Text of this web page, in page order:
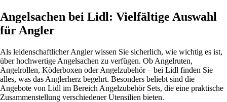
Angelsachen bei Lidl: Vielfältige Auswahl
für Angler
Als leidenschaftlicher Angler wissen Sie sicherlich, wie wichtig es ist,
über hochwertige Angelsachen zu verfügen. Ob Angelruten,
Angelrollen, Köderboxen oder Angelzubehör – bei Lidl finden Sie
alles, was das Anglerherz begehrt. Besonders beliebt sind die
Angebote von Lidl im Bereich Angelzubehör Sets, die eine praktische
Zusammenstellung verschiedener Utensilien bieten.